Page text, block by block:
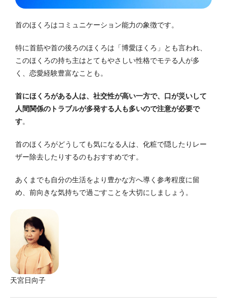
首のほくろはコミュニケーション能力の象徴です。
特に首筋や首の後ろのほくろは「博愛ほくろ」とも言われ、
このほくろの持ち主はとてもやさしい性格でモテる人が多
く、恋愛経験豊富なことも。
首にほくろがある人は、社交性が高い一方で、口が災いして
人間関係のトラブルが多発する人も多いので注意が必要で
す。
首のほくろがどうしても気になる人は、化粧で隠したりレー
ザー除去したりするのもおすすめです。
あくまでも自分の生活をより豊かな方へ導く参考程度に留
め、前向きな気持ちで過ごすことを大切にしましょう。
天宮日向子